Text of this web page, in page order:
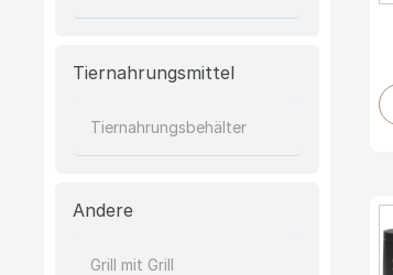
Tiernahrungsmittel
Tiernahrungsbehälter
Andere
Grill mit Grill